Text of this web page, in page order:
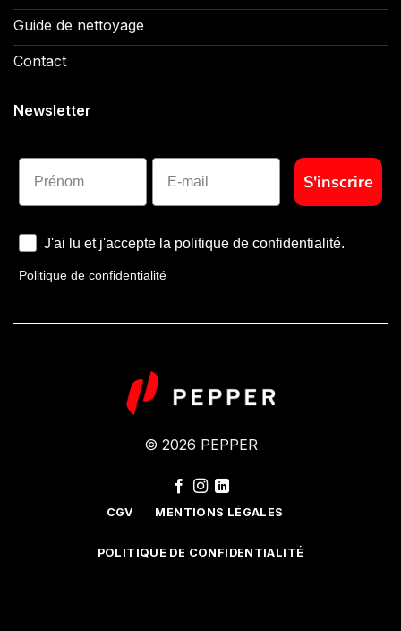
Guide de nettoyage
Contact
Newsletter
Prénom
S'inscrire
J'ai lu et j'accepte la politique de confidentialité.
Politique de confidentialité
© 2026 PEPPER
CGV MENTIONS LÉGALES
POLITIQUE DE CONFIDENTIALITÉ